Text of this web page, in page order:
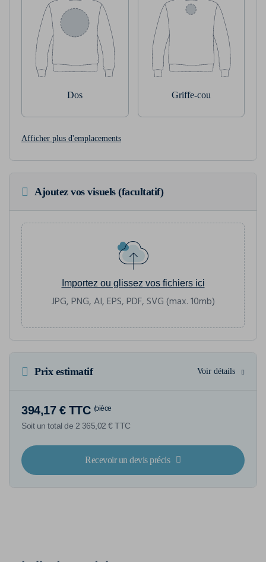
Dos Griffe-cou
Afficher plus d'emplacements
Ajoutez vos visuels (facultatif)
Importez ou glissez vos fichiers ici
JPG, PNG, AI, EPS, PDF, SVG (max. 10mb)
Prix estimatif Voir détails
394,17 € TTC /pièce
Soit un total de 2 365,02 € TTC
Recevoir un devis précis